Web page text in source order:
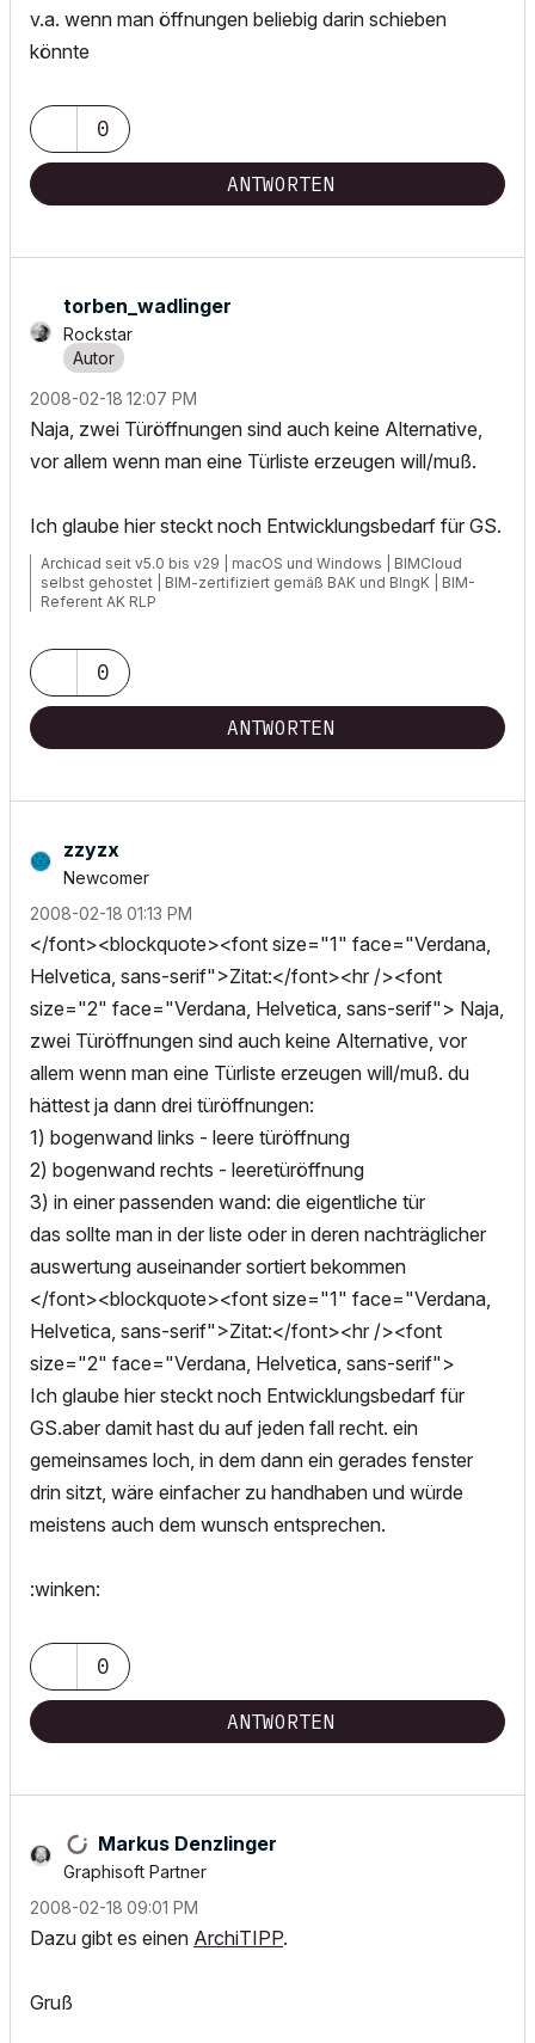
v.a. wenn man öffnungen beliebig darin schieben
könnte
0
ANTWORTEN
torben_wadlinger
Rockstar
‎2008-02-18 12:07 PM
Naja, zwei Türöffnungen sind auch keine Alternative,
vor allem wenn man eine Türliste erzeugen will/muß.
Ich glaube hier steckt noch Entwicklungsbedarf für GS.
Archicad seit v5.0 bis v29 | macOS und Windows | BIMCloud
selbst gehostet | BIM-zertifiziert gemäß BAK und BIngK | BIM-
Referent AK RLP
0
ANTWORTEN
zzyzx
Newcomer
‎2008-02-18 01:13 PM
</font><blockquote><font size="1" face="Verdana,
Helvetica, sans-serif">Zitat:</font><hr /><font
size="2" face="Verdana, Helvetica, sans-serif"> Naja,
zwei Türöffnungen sind auch keine Alternative, vor
allem wenn man eine Türliste erzeugen will/muß. du
hättest ja dann drei türöffnungen:
1) bogenwand links - leere türöffnung
2) bogenwand rechts - leeretüröffnung
3) in einer passenden wand: die eigentliche tür
das sollte man in der liste oder in deren nachträglicher
auswertung auseinander sortiert bekommen
</font><blockquote><font size="1" face="Verdana,
Helvetica, sans-serif">Zitat:</font><hr /><font
size="2" face="Verdana, Helvetica, sans-serif">
Ich glaube hier steckt noch Entwicklungsbedarf für
GS.aber damit hast du auf jeden fall recht. ein
gemeinsames loch, in dem dann ein gerades fenster
drin sitzt, wäre einfacher zu handhaben und würde
meistens auch dem wunsch entsprechen.
:winken:
0
ANTWORTEN
Markus Denzlinger
Graphisoft Partner
‎2008-02-18 09:01 PM
Dazu gibt es einen ArchiTIPP.
Gruß